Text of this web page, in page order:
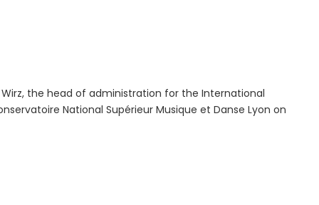
the head of administration for the International
National Supérieur Musique et Danse Lyon on